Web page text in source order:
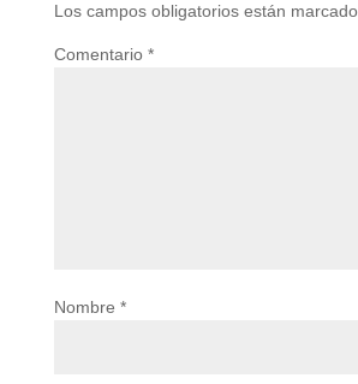
Los campos obligatorios están
Comentario *
Nombre *